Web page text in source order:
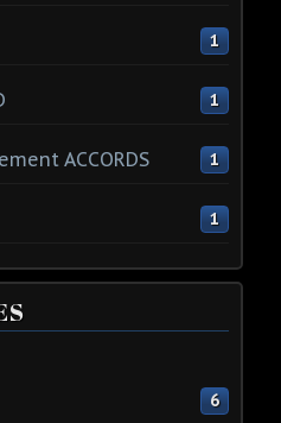
1
1
ACCORDS 1
1
6